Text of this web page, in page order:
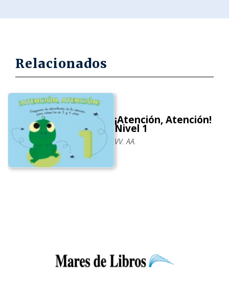
Relacionados
¡Atención, Atención!
Nivel 1
VV. AA.